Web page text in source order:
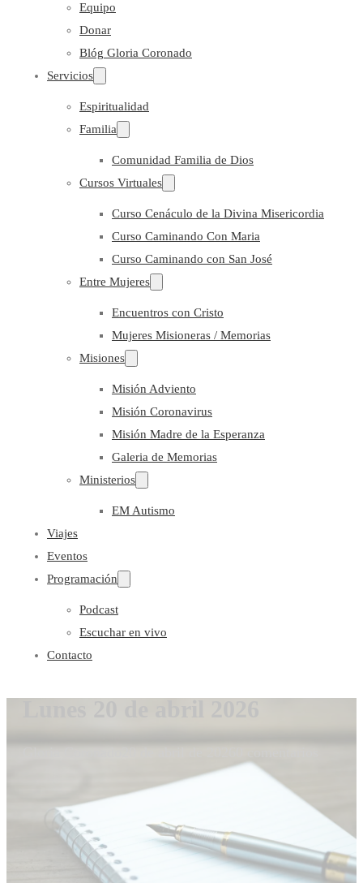
Equipo
Donar
Blóg Gloria Coronado
Servicios
Espiritualidad
Familia
Comunidad Familia de Dios
Cursos Virtuales
Curso Cenáculo de la Divina Misericordia
Curso Caminando Con Maria
Curso Caminando con San José
Entre Mujeres
Encuentros con Cristo
Mujeres Misioneras / Memorias
Misiones
Misión Adviento
Misión Coronavirus
Misión Madre de la Esperanza
Galeria de Memorias
Ministerios
EM Autismo
Viajes
Eventos
Programación
Podcast
Escuchar en vivo
Contacto